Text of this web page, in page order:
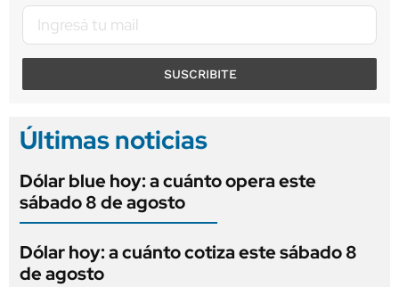
SUSCRIBITE
Últimas noticias
Dólar blue hoy: a cuánto opera este
sábado 8 de agosto
Dólar hoy: a cuánto cotiza este sábado 8
de agosto